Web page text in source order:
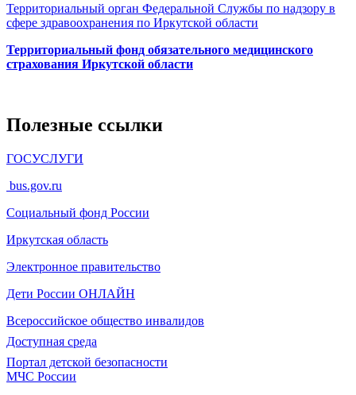
Территориальный орган Федеральной Службы по надзору в
сфере здравоохранения по Иркутской области
Территориальный фонд обязательного медицинского
страхования Иркутской области
Полезные ссылки
ГОСУСЛУГИ
bus.gov.ru
Социальный фонд России
Иркутская область
Электронное правительство
Дети России ОНЛАЙН
Всероссийское общество инвалидов
Доступная среда
Портал детской безопасности
МЧС России